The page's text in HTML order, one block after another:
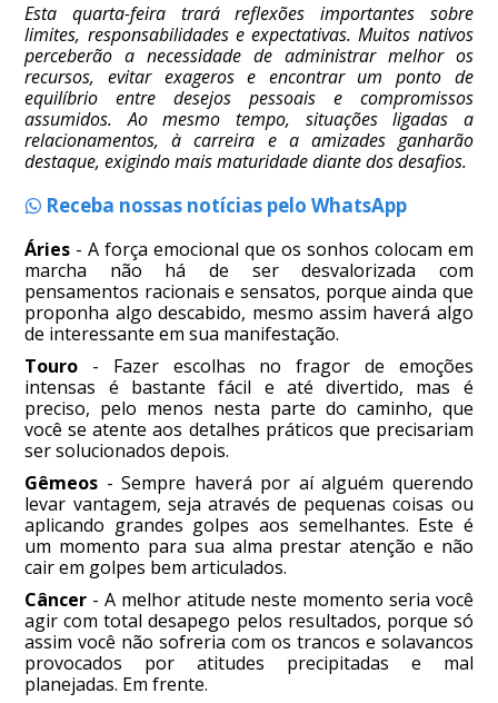
Esta quarta-feira trará reflexões importantes sobre
limites, responsabilidades e expectativas. Muitos nativos
perceberão a necessidade de administrar melhor os
recursos, evitar exageros e encontrar um ponto de
equilíbrio entre desejos pessoais e compromissos
assumidos. Ao mesmo tempo, situações ligadas a
relacionamentos, à carreira e a amizades ganharão
destaque, exigindo mais maturidade diante dos desafios.
Receba nossas notícias pelo WhatsApp
Áries - A força emocional que os sonhos colocam em
marcha não há de ser desvalorizada com
pensamentos racionais e sensatos, porque ainda que
proponha algo descabido, mesmo assim haverá algo
de interessante em sua manifestação.
Touro - Fazer escolhas no fragor de emoções
intensas é bastante fácil e até divertido, mas é
preciso, pelo menos nesta parte do caminho, que
você se atente aos detalhes práticos que precisariam
ser solucionados depois.
Gêmeos - Sempre haverá por aí alguém querendo
levar vantagem, seja através de pequenas coisas ou
aplicando grandes golpes aos semelhantes. Este é
um momento para sua alma prestar atenção e não
cair em golpes bem articulados.
Câncer - A melhor atitude neste momento seria você
agir com total desapego pelos resultados, porque só
assim você não sofreria com os trancos e solavancos
provocados por atitudes precipitadas e mal
planejadas. Em frente.